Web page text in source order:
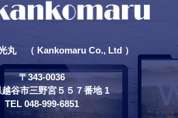
丸 （ Kankomaru Co., Ltd ）
〒343-0036
谷市三野宮５５７番地 1
TEL 048-999-6851